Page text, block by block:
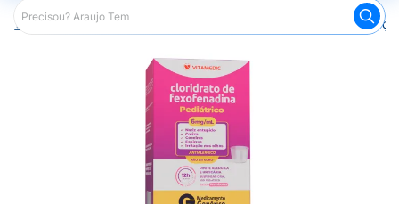
Araujo Medicamentos Remédios para Alergias e